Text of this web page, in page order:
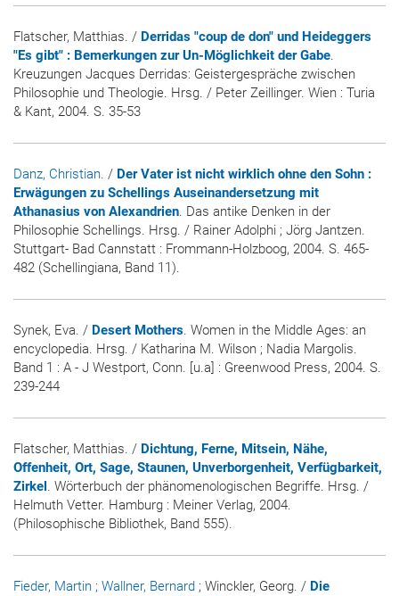
Flatscher, Matthias. / Derridas "coup de don" und Heideggers
"Es gibt" : Bemerkungen zur Un-Möglichkeit der Gabe.
Kreuzungen Jacques Derridas: Geistergespräche zwischen
Philosophie und Theologie. Hrsg. / Peter Zeillinger. Wien : Turia
& Kant, 2004. S. 35-53
Danz, Christian. / Der Vater ist nicht wirklich ohne den Sohn :
Erwägungen zu Schellings Auseinandersetzung mit
Athanasius von Alexandrien. Das antike Denken in der
Philosophie Schellings. Hrsg. / Rainer Adolphi ; Jörg Jantzen.
Stuttgart- Bad Cannstatt : Frommann-Holzboog, 2004. S. 465-
482 (Schellingiana, Band 11).
Synek, Eva. / Desert Mothers. Women in the Middle Ages: an
encyclopedia. Hrsg. / Katharina M. Wilson ; Nadia Margolis.
Band 1 : A - J Westport, Conn. [u.a] : Greenwood Press, 2004. S.
239-244
Flatscher, Matthias. / Dichtung, Ferne, Mitsein, Nähe,
Offenheit, Ort, Sage, Staunen, Unverborgenheit, Verfügbarkeit,
Zirkel . Wörterbuch der phänomenologischen Begriffe. Hrsg. /
Helmuth Vetter. Hamburg : Meiner Verlag, 2004.
(Philosophische Bibliothek, Band 555).
Fieder, Martin ; Wallner, Bernard ; Winckler, Georg. / Die